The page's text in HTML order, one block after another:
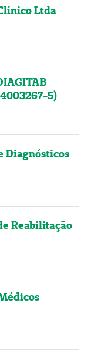
Ltda
5)
Diagnósticos
Reabilitação